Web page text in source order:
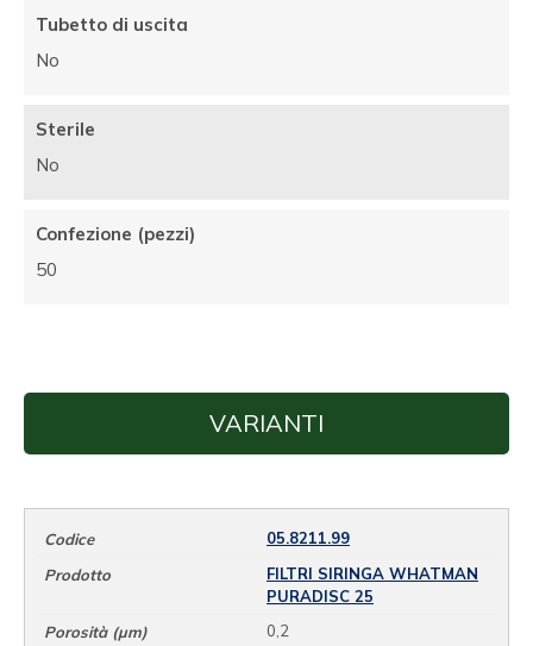
Tubetto di uscita
No
Sterile
No
Confezione (pezzi)
50
VARIANTI
05.8211.99
FILTRI SIRINGA WHATMAN
PURADISC 25
0,2